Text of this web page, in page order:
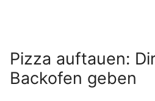
Pizza auftauen:
Backofen geben